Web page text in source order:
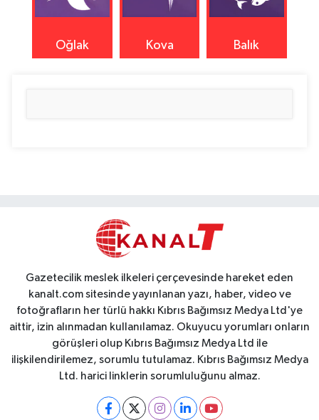
Oğlak Kova Balık
Gazetecilik meslek ilkeleri çerçevesinde hareket eden
kanalt.com sitesinde yayınlanan yazı, haber, video ve
fotoğrafların her türlü hakkı Kıbrıs Bağımsız Medya Ltd'ye
aittir, izin alınmadan kullanılamaz. Okuyucu yorumları onların
görüşleri olup Kıbrıs Bağımsız Medya Ltd ile
ilişkilendirilemez, sorumlu tutulamaz. Kıbrıs Bağımsız Medya
Ltd. harici linklerin sorumluluğunu almaz.